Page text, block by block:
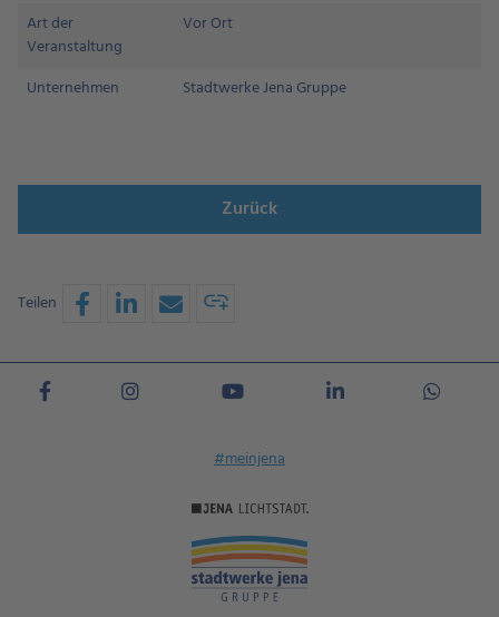
Art der
Veranstaltung
Vor Ort
Unternehmen Stadtwerke Jena Gruppe
Zurück
Teilen
#meinjena